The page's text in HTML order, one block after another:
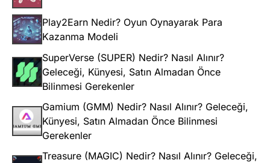
Play2Earn Nedir? Oyun Oynayarak Para
Kazanma Modeli
SuperVerse (SUPER) Nedir? Nasıl Alınır?
Geleceği, Künyesi, Satın Almadan Önce
Bilinmesi Gerekenler
Gamium (GMM) Nedir? Nasıl Alınır? Geleceği,
Künyesi, Satın Almadan Önce Bilinmesi
Gerekenler
Treasure (MAGIC) Nedir? Nasıl Alınır? Geleceği,